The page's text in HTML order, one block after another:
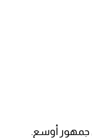
جمهور أوسع.